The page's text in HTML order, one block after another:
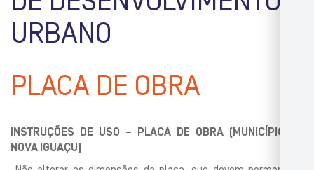
URBANO
PLACA DE OBRA
INSTRUÇÕES DE USO – PLACA DE OBRA (MUNICÍPIO DE
NOVA IGUAÇU)